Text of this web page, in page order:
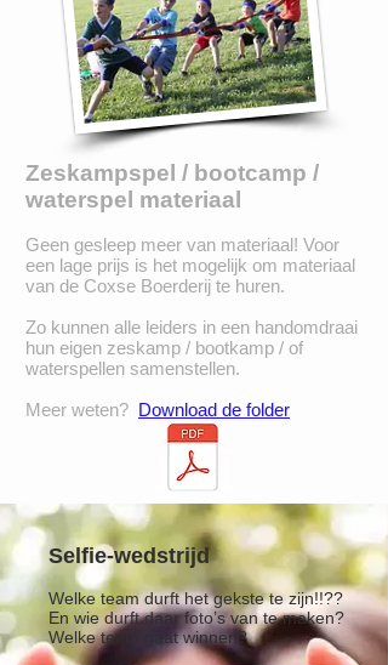
Zeskampspel / bootcamp /
waterspel materiaal
Geen gesleep meer van materiaal! Voor
een lage prijs is het mogelijk om materiaal
van de Coxse Boerderij te huren.
Zo kunnen alle leiders in een handomdraai
hun eigen zeskamp / bootkamp / of
waterspellen samenstellen.
Meer weten? Download de folder
Selfie-wedstrijd
Welke team durft het gekste te zijn!!??
En wie durft daar foto’s van te maken?
Welke team gaat winnen?